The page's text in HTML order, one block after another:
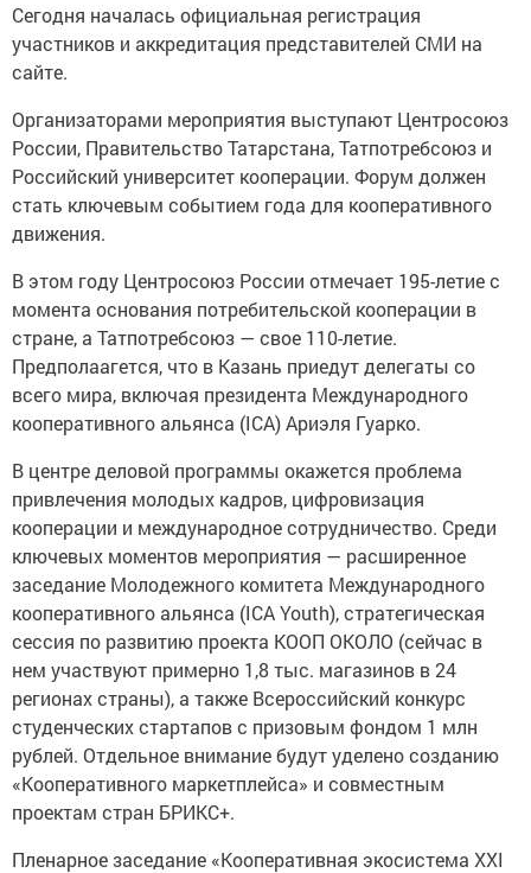
Сегодня началась официальная регистрация
участников и аккредитация представителей СМИ на
сайте.
Организаторами мероприятия выступают Центросоюз
России, Правительство Татарстана, Татпотребсоюз и
Российский университет кооперации. Форум должен
стать ключевым событием года для кооперативного
движения.
В этом году Центросоюз России отмечает 195-летие с
момента основания потребительской кооперации в
стране, а Татпотребсоюз — свое 110-летие.
Предполаагется, что в Казань приедут делегаты со
всего мира, включая президента Международного
кооперативного альянса (ICA) Ариэля Гуарко.
В центре деловой программы окажется проблема
привлечения молодых кадров, цифровизация
кооперации и международное сотрудничество. Среди
ключевых моментов мероприятия — расширенное
заседание Молодежного комитета Международного
кооперативного альянса (ICA Youth), стратегическая
сессия по развитию проекта КООП ОКОЛО (сейчас в
нем участвуют примерно 1,8 тыс. магазинов в 24
регионах страны), а также Всероссийский конкурс
студенческих стартапов с призовым фондом 1 млн
рублей. Отдельное внимание будут уделено созданию
«Кооперативного маркетплейса» и совместным
проектам стран БРИКС+.
Пленарное заседание «Кооперативная экосистема XXI